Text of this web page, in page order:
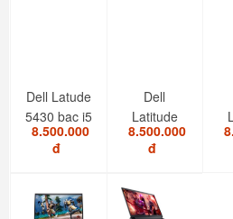
Dell Latude
5430 bạc i5
1235U/8GB/SSD...
8.500.000
đ
Dell
Latitude
5420 i7
1185G7/RAM
8.500.000
đ